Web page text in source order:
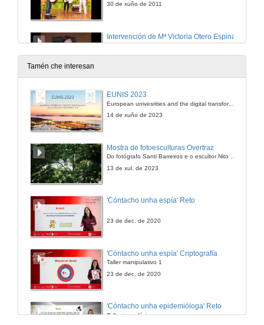
30 de xuño de 2011
Intervención de Mª Victoria Otero Espinar
1 de xul. de 2011
Intervención de Luz Puente
Conferencia de António Nóvoa
Tamén che interesan
EUNIS 2023
European univesrities and the digital transformation: challenges and opportunities ahead
14 de xuño de 2023
Mostra de fotoesculturas Overtraz
Do fotógrafo Santi Barreiros e o escultor Nito Contreras.
13 de xul. de 2023
'Cóntacho unha espía' Reto
23 de dec. de 2020
'Cóntacho unha espía' Criptografía
Taller manipulativo 1
23 de dec. de 2020
'Cóntacho unha epidemióloga' Reto
Taller tecnolóxico